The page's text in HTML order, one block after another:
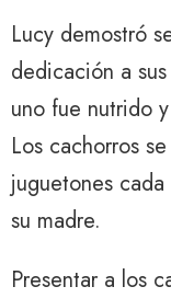
Lucy demostró
dedicación a
uno fue nutrido
Los cachorros
juguetones
su madre.
Presentar a los